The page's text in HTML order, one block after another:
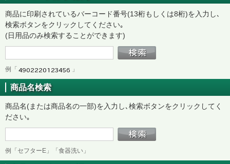
商品に印刷されているバーコード番号(13桁もしくは8桁)を入力し､
検索ボタンをクリックしてください｡
(日用品のみ検索することができます)
例「 」
商品名検索
商品名(または商品名の一部)を入力し､検索ボタンをクリックしてく
ださい｡
例「セフターE」「食器洗い」